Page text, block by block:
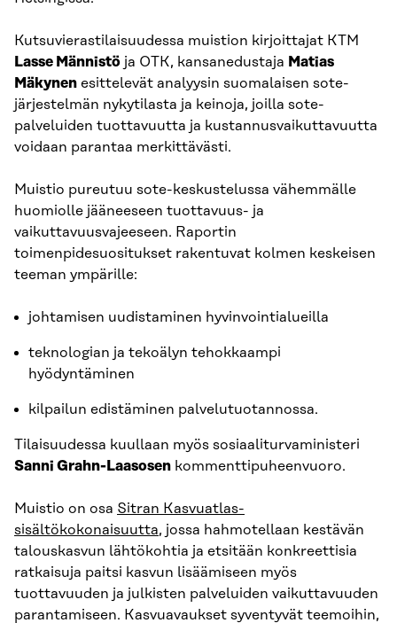
Kutsuvierastilaisuudessa muistion kirjoittajat KTM
Lasse Männistö ja OTK, kansanedustaja Matias
Mäkynen esittelevät analyysin suomalaisen sote-
järjestelmän nykytilasta ja keinoja, joilla sote-
palveluiden tuottavuutta ja kustannusvaikuttavuutta
voidaan parantaa merkittävästi.
Muistio pureutuu sote-keskustelussa vähemmälle
huomiolle jääneeseen tuottavuus- ja
vaikuttavuusvajeeseen. Raportin
toimenpidesuositukset rakentuvat kolmen keskeisen
teeman ympärille:
johtamisen uudistaminen hyvinvointialueilla
teknologian ja tekoälyn tehokkaampi
hyödyntäminen
kilpailun edistäminen palvelutuotannossa.
Tilaisuudessa kuullaan myös sosiaaliturvaministeri
Sanni Grahn-Laasosen kommenttipuheenvuoro.
Muistio on osa Sitran Kasvuatlas-
sisältökokonaisuutta, jossa hahmotellaan kestävän
talouskasvun lähtökohtia ja etsitään konkreettisia
ratkaisuja paitsi kasvun lisäämiseen myös
tuottavuuden ja julkisten palveluiden vaikuttavuuden
parantamiseen. Kasvuavaukset syventyvät teemoihin,